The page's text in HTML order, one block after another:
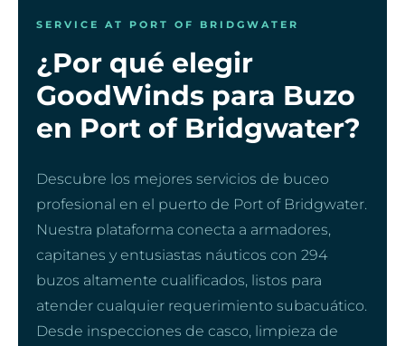
SERVICE AT PORT OF BRIDGWATER
¿Por qué elegir
GoodWinds para Buzo
en Port of Bridgwater?
Descubre los mejores servicios de buceo
profesional en el puerto de Port of Bridgwater.
Nuestra plataforma conecta a armadores,
capitanes y entusiastas náuticos con 294
buzos altamente cualificados, listos para
atender cualquier requerimiento subacuático.
Desde inspecciones de casco, limpieza de